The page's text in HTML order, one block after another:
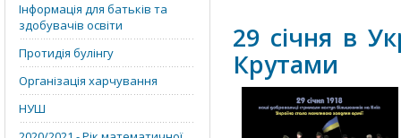
Інформація для батьків та
здобувачів освіти
Протидія булінгу
Організація харчування
НУШ
29 січня в
Крутами